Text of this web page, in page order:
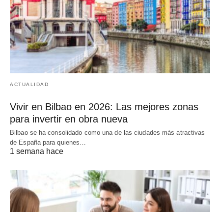
ACTUALIDAD
Vivir en Bilbao en 2026: Las mejores zonas
para invertir en obra nueva
Bilbao se ha consolidado como una de las ciudades más atractivas
de España para quienes…
1 semana hace